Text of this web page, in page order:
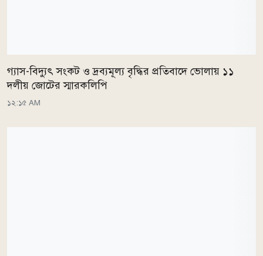
গ্যাস-বিদ্যুৎ সংকট ও দ্রব্যমূল্য বৃদ্ধির প্রতিবাদে ভোলায় ১১
দলীয় জোটের স্মারকলিপি
১২:১৫ AM